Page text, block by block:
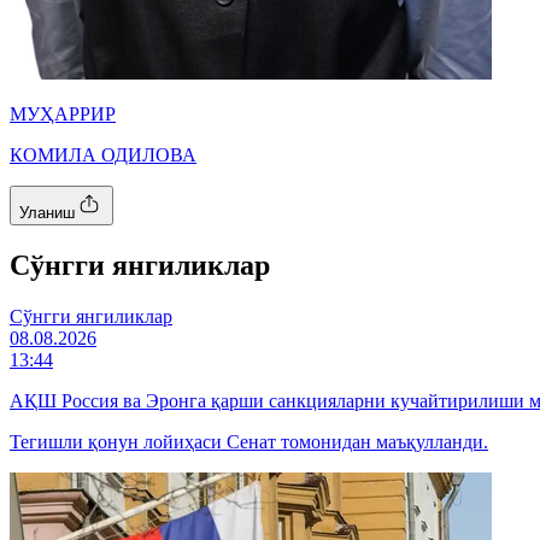
МУҲАРРИР
КОМИЛА ОДИЛОВА
Уланиш
Cўнгги янгиликлар
Cўнгги янгиликлар
08.08.2026
13:44
АҚШ Россия ва Эронга қарши санкцияларни кучайтирилиши
Тегишли қонун лойиҳаси Сенат томонидан маъқулланди.